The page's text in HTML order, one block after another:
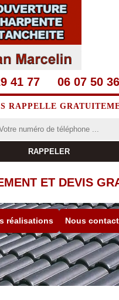
41 77 06 07 50
RAPPELLE
ET DEVIS
réalisations Nous